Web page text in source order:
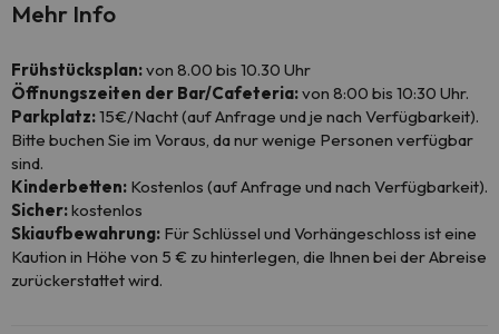
Mehr Info
Frühstücksplan:von 8.00 bis 10.30 Uhr
Öffnungszeiten der Bar/Cafeteria:von 8:00 bis 10:30 Uhr.
Parkplatz:15€/Nacht (auf Anfrage und je nach Verfügbarkeit).
Bitte buchen Sie im Voraus, da nur wenige Personen verfügbar
sind.
Kinderbetten: Kostenlos (auf Anfrage und nach Verfügbarkeit).
Sicher:kostenlos
Skiaufbewahrung: Für Schlüssel und Vorhängeschloss ist eine
Kaution in Höhe von 5 € zu hinterlegen, die Ihnen bei der Abreise
zurückerstattet wird.